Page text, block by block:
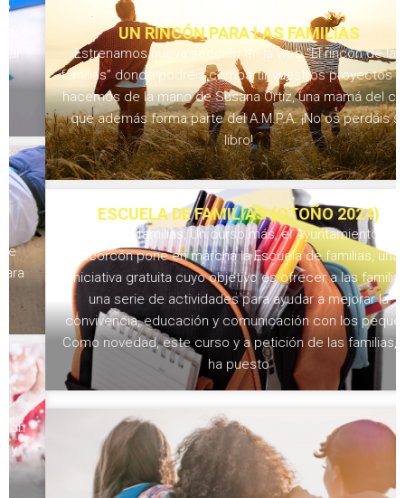
UN RINCÓN PARA LAS FAMILIAS
Estrenamos nueva sección en la web “El rincón de las
familias” donde podréis compartir vuestros proyectos y lo
hacemos de la mano de Susana Ortiz, una mamá del cole
que además forma parte del A.M.P.A. ¡No os perdáis su
libro!
ESCUELA DE FAMILIAS (OTOÑO 2024)
Queridas familias, Un curso más, el Ayuntamiento de
Alcorcón pone en marcha la Escuela de familias, una
iniciativa gratuita cuyo objetivo es ofrecer a las familias
una serie de actividades para ayudar a mejorar la
convivencia, educación y comunicación con los peques.
Como novedad, este curso y a petición de las familias, se
ha puesto